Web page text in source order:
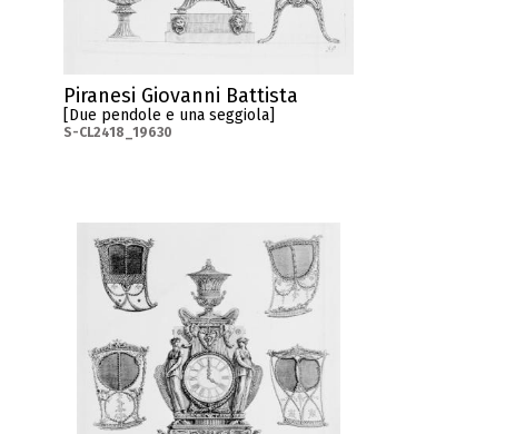
Piranesi Giovanni Battista
[Due pendole e una seggiola]
S-CL2418_19630